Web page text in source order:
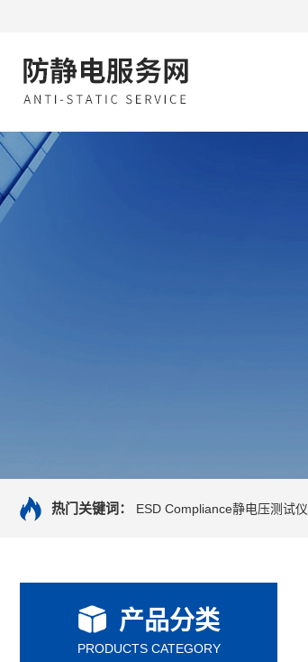
热门关键词： ESD Compliance静电压测试仪
产品分类
PRODUCTS CATEGORY